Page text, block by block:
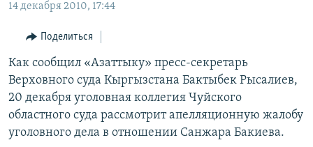
навигации
Вернутся
поиску
УЗБЕКИСТАН
ТАДЖИКИСТАН
НА ДРУГИХ ЯЗЫКАХ
ҚАЗАҚША
КЫРГЫЗЧА
ТОҶИКӢ
TÜRKMENÇE
Все сайты РСЕ/РС
14 декабря 2010, 17:44
Поделиться
Как сообщил «Азаттыку» пресс-секретарь
Верховного суда Кыргызстана Бактыбек Рысалиев,
20 декабря уголовная коллегия Чуйского
областного суда рассмотрит апелляционную жалобу
уголовного дела в отношении Санжара Бакиева.